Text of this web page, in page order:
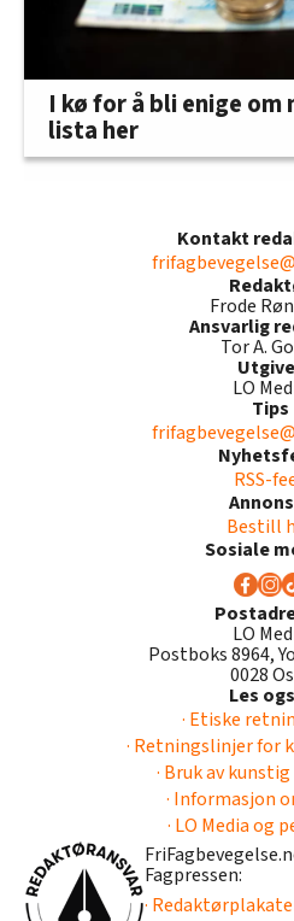
I kø for å bli enige om
lista her
Kontakt
Frode
Ansvarlig
Tor A.
LO
Tips
RSS-
Bestill
Sosiale
LO
Postboks 8964,
0028
Les
· Etiske
· Retningslinjer
· Bruk av
· Informasjon
· LO Media og
Fagpressen:
·